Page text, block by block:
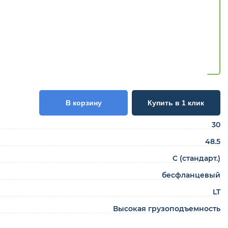
30
48.5
C (стандарт.)
бесфланцевый
LT
Высокая грузоподъемность
В корзину Купить в 1 клик